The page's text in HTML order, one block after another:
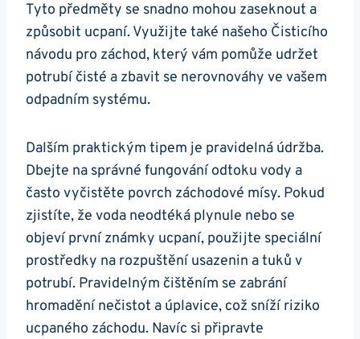
Tyto předměty se⁢ snadno mohou zaseknout a
způsobit ucpaní. ‌Využijte také našeho ​Čisticího
návodu pro záchod,​ který vám⁢ pomůže udržet
potrubí čisté a zbavit se nerovnováhy ve vašem
odpadním systému.
Dalším praktickým⁤ tipem je pravidelná údržba.
Dbejte na správné ‍fungování odtoku vody a
často vyčistěte povrch záchodové mísy. ⁢Pokud
zjistíte, že voda neodtéká plynule⁢ nebo se
objeví ‍první známky ucpaní, ​použijte speciální
prostředky na rozpuštění usazenin a tuků v
potrubí. Pravidelným ‌čištěním ⁢se zabrání⁣
hromadění nečistot a úplavice, což sníží riziko
ucpaného záchodu. Navíc si připravte